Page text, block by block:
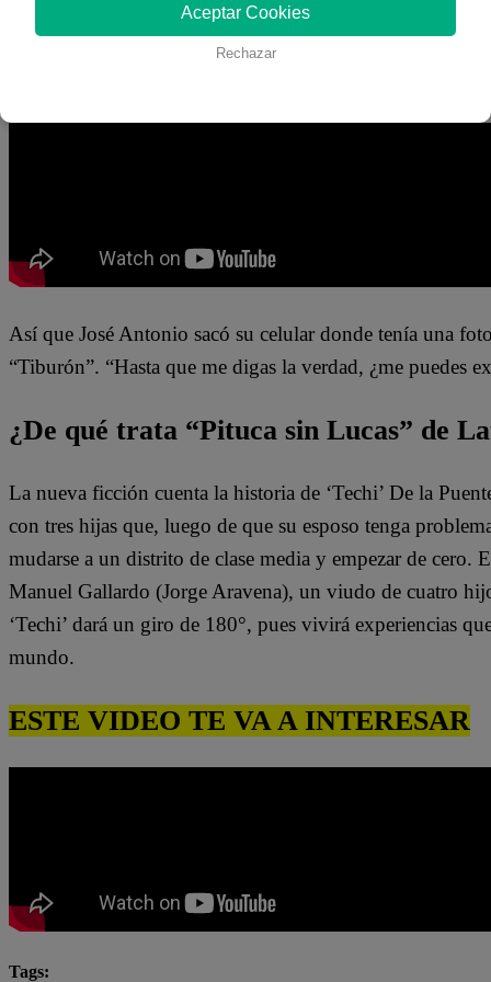
“Si tú quieres andar con ese marginal es un asunto
de juicio”, sentenció el hombre. “¿Hasta cuándo vas a
Así que José Antonio sacó su celular donde tenía una
“Tiburón”. “Hasta que me digas la verdad, ¿me puedes
¿De qué trata “Pituca sin Lucas” de
La nueva ficción cuenta la historia de ‘Techi’ De la
con tres hijas que, luego de que su esposo tenga
mudarse a un distrito de clase media y empezar de cero.
Manuel Gallardo (Jorge Aravena), un viudo de cuatro
‘Techi’ dará un giro de 180°, pues vivirá experiencias
mundo.
ESTE VIDEO TE VA A INTERESAR
Tags:
Aceptar Cookies
Rechazar